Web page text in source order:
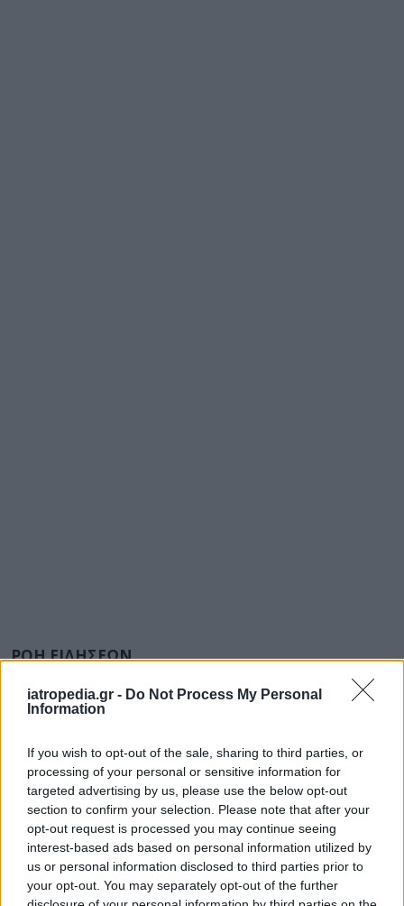
iatropedia.gr - Do Not Process My Personal
Information
If you wish to opt-out of the sale, sharing to third parties, or
processing of your personal or sensitive information for
targeted advertising by us, please use the below opt-out
section to confirm your selection. Please note that after your
opt-out request is processed you may continue seeing
interest-based ads based on personal information utilized by
us or personal information disclosed to third parties prior to
your opt-out. You may separately opt-out of the further
ΡΟΗ ΕΙΔΗΣΕΩΝ
ΕΙΔΗΣΕΙΣ 06 Αυγούστου 2026 14:43
Ελλείψεις Φαρμάκων: Ευρεία σύσκεψη στον ΕΟΦ για
την επάρκεια και την ασφάλεια της εφοδιαστικής
αλυσίδας